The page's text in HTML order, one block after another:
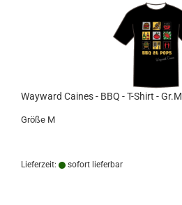
Wayward Caines - BBQ - T-Shirt - Gr.M
Größe M
Lieferzeit: sofort lieferbar